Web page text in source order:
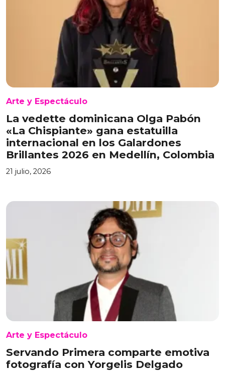
Arte y Espectáculo
La vedette dominicana Olga Pabón
«La Chispiante» gana estatuilla
internacional en los Galardones
Brillantes 2026 en Medellín, Colombia
21 julio, 2026
Arte y Espectáculo
Servando Primera comparte emotiva
fotografía con Yorgelis Delgado